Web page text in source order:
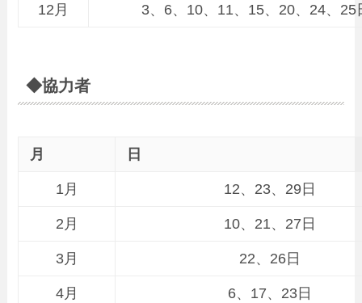
12月 3、6、10、11、15、20、24、25
◆協力者
月 日
1月 12、23、29日
2月 10、21、27日
3月 22、26日
4月 6、17、23日